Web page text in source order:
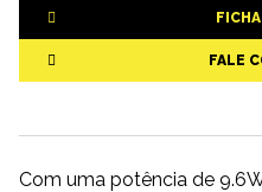
FALE
Com uma potência de